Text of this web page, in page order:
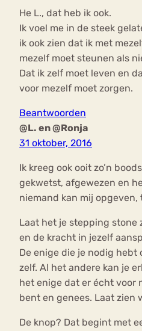
He L., dat heb ik ook.
Ik voel me in de steek
ik ook zien dat ik met
mezelf moet steunen als
Dat ik zelf moet leven en
voor mezelf moet zorgen.
Beantwoorden
@L. en @Ronja
31 oktober, 2016
Ik kreeg ook ooit zo’n
gekwetst, afgewezen en
niemand kan mij opgeven,
Laat het je stepping stone
en de kracht in jezelf
De enige die je nodig hebt
zelf. Al het andere kan je
het enige dat er écht voor
bent en genees. Laat zien
De knop? Dat begint met